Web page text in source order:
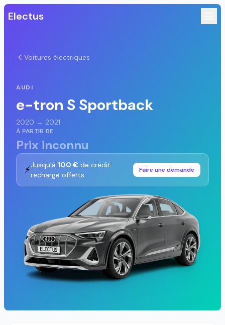
Electus
Voitures électriques
AUDI
e-tron S Sportback
2020 → 2021
À PARTIR DE
Prix inconnu
⚡Jusqu'à 100 € de crédit
recharge offerts
Faire une demande